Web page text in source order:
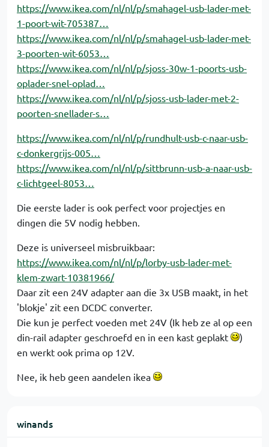
https://www.ikea.com/nl/nl/p/smahagel-usb-lader-met-
1-poort-wit-705387…
https://www.ikea.com/nl/nl/p/smahagel-usb-lader-met-
3-poorten-wit-6053…
https://www.ikea.com/nl/nl/p/sjoss-30w-1-poorts-usb-
oplader-snel-oplad…
https://www.ikea.com/nl/nl/p/sjoss-usb-lader-met-2-
poorten-snellader-s…
https://www.ikea.com/nl/nl/p/rundhult-usb-c-naar-usb-
c-donkergrijs-005…
https://www.ikea.com/nl/nl/p/sittbrunn-usb-a-naar-usb-
c-lichtgeel-8053…
Die eerste lader is ook perfect voor projectjes en
dingen die 5V nodig hebben.
Deze is universeel misbruikbaar:
https://www.ikea.com/nl/nl/p/lorby-usb-lader-met-
klem-zwart-10381966/
Daar zit een 24V adapter aan die 3x USB maakt, in het
'blokje' zit een DCDC converter.
Die kun je perfect voeden met 24V (Ik heb ze al op een
din-rail adapter geschroefd en in een kast geplakt
)
en werkt ook prima op 12V.
Nee, ik heb geen aandelen ikea
winands